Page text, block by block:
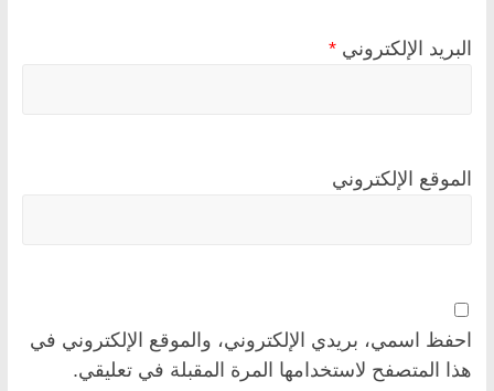
البريد الإلكتروني *
الموقع الإلكتروني
احفظ اسمي، بريدي الإلكتروني، والموقع الإلكتروني في
هذا المتصفح لاستخدامها المرة المقبلة في تعليقي.